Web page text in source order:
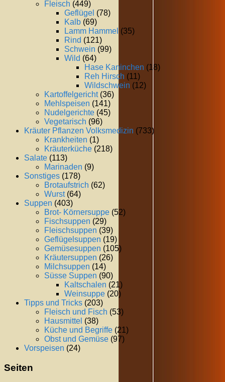
Fleisch (449)
Geflügel (78)
Kalb (69)
Lamm Hammel (35)
Rind (121)
Schwein (99)
Wild (64)
Hase Kaninchen (18)
Reh Hirsch (11)
Wildschwein (12)
Kartoffelgericht(36)
Mehlspeisen (141)
Nudelgerichte (45)
Vegetarisch (96)
Kräuter Pflanzen Volksmedizin (733)
Krankheiten (1)
Kräuterküche (218)
Salate (113)
Marinaden (9)
Sonstiges (178)
Brotaufstrich (62)
Wurst(64)
Suppen (403)
Brot- Körnersuppe (52)
Fischsuppen (29)
Fleischsuppen (39)
Geflügelsuppen (19)
Gemüsesuppen (105)
Kräutersuppen (26)
Milchsuppen (14)
Süsse Suppen (90)
Kaltschalen (21)
Weinsuppe (20)
Tipps und Tricks (203)
Fleisch und Fisch (53)
Hausmittel (38)
Küche und Begriffe (21)
Obst und Gemüse (97)
Vorspeisen (24)
Seiten